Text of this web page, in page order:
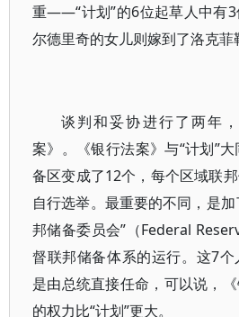
重——“计划”的6位起草人中有
尔德里奇的女儿则嫁到了洛克菲
谈判和妥协进行了两年
案》。《银行法案》与“计划”
备区变成了12个，每个区域联
自行选举。最重要的不同，是
邦储备委员会”（Federal
督联邦储备体系的运行。这7
是由总统直接任命，可以说，
的权力比“计划”更大。